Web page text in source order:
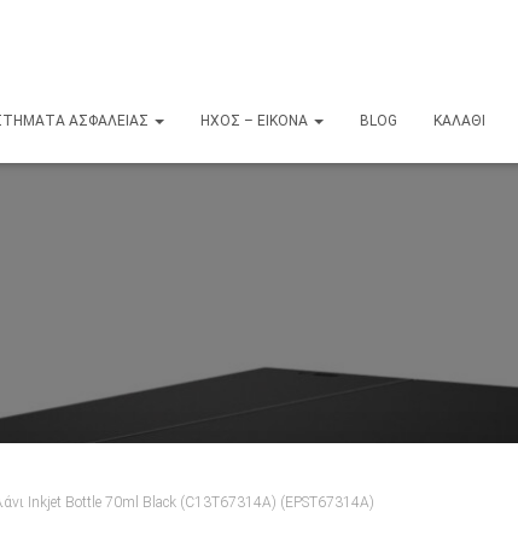
ΑΣΦΑΛΕΊΑΣ ΉΧΟΣ – ΕΙΚΌΝΑ BLOG ΚΑΛΆΘΙ
Inkjet Bottle 70ml Black (C13T67314A) (EPST67314A)